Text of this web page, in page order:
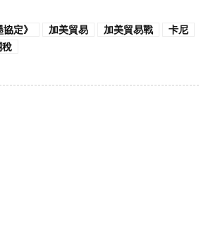
定》 加美貿易 加美貿易戰
卡尼